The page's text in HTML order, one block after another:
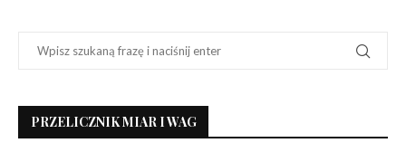
PRZELICZNIK MIAR I WAG